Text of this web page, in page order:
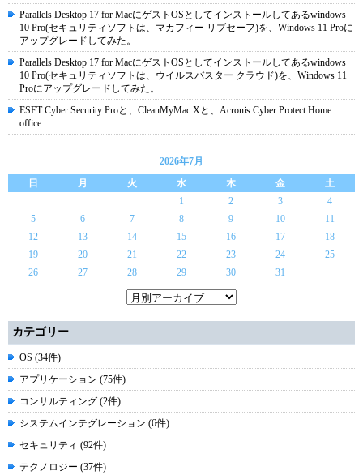
Parallels Desktop 17 for MacにゲストOSとしてインストールしてあるwindows
10 Pro(セキュリティソフトは、マカフィー リブセーフ)を、Windows 11 Proに
アップグレードしてみた。
Parallels Desktop 17 for MacにゲストOSとしてインストールしてあるwindows
10 Pro(セキュリティソフトは、ウイルスバスター クラウド)を、Windows 11
Proにアップグレードしてみた。
ESET Cyber Security Proと、CleanMyMac Xと、Acronis Cyber Protect Home
office
2026年7月
日
月 火 水 木 金
土
1
2 3
4
5
6 7 8 9 10
11
12
13 14 15 16 17
18
19
20 21 22 23 24
25
26
27 28 29 30 31
カテゴリー
OS (34件)
アプリケーション (75件)
コンサルティング (2件)
システムインテグレーション (6件)
セキュリティ (92件)
テクノロジー (37件)